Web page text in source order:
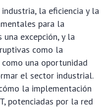
la eficiencia y la
para la
una excepción, y la
como la
una oportunidad
el sector industrial.
la implementación
potenciadas por la red